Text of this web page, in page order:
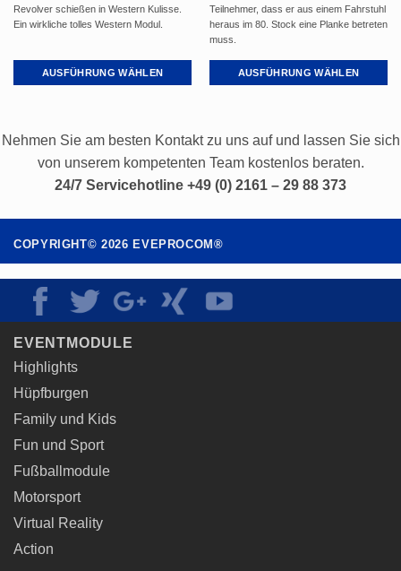
Revolver schießen in Western Kulisse.
Ein wirkliche tolles Western Modul.
AUSFÜHRUNG WÄHLEN
mehrere
Varianten
können
auf
der
Produktseite
gewählt
werden
Teilnehmer, dass er aus einem Fahrstuhl
heraus im 80. Stock eine Planke betreten
muss.
AUSFÜHRUNG WÄHLEN
mehrere
Varianten
auf.
können
auf
der
Produktseite
gewählt
Nehmen Sie am besten Kontakt zu uns auf und lassen Sie sich
von unserem kompetenten Team kostenlos beraten.
24/7 Servicehotline +49 (0) 2161 – 29 88 373
COPYRIGHT©2026 EVEPROCOM®
EVENTMODULE
Highlights
Hüpfburgen
Family und Kids
Fun und Sport
Fußballmodule
Motorsport
Virtual Reality
Action